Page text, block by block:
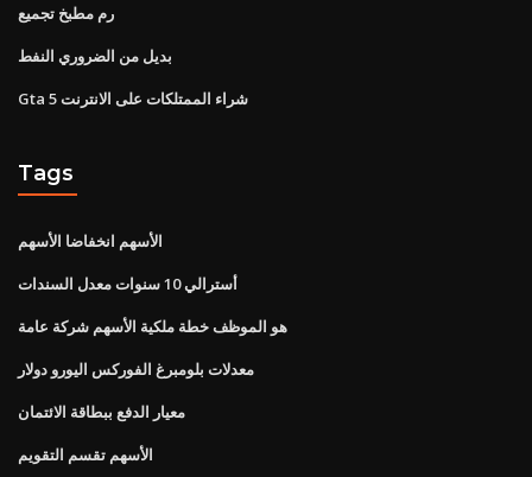
رم مطبخ تجميع
بديل من الضروري النفط
Gta 5 شراء الممتلكات على الانترنت
Tags
الأسهم انخفاضا الأسهم
أسترالي 10 سنوات معدل السندات
هو الموظف خطة ملكية الأسهم شركة عامة
معدلات بلومبرغ الفوركس اليورو دولار
معيار الدفع ببطاقة الائتمان
الأسهم تقسم التقويم